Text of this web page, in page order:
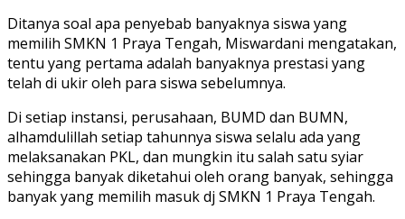
Ditanya soal apa penyebab banyaknya siswa yang
memilih SMKN 1 Praya Tengah, Miswardani mengatakan,
tentu yang pertama adalah banyaknya prestasi yang
telah di ukir oleh para siswa sebelumnya.
Di setiap instansi, perusahaan, BUMD dan BUMN,
alhamdulillah setiap tahunnya siswa selalu ada yang
melaksanakan PKL, dan mungkin itu salah satu syiar
sehingga banyak diketahui oleh orang banyak, sehingga
banyak yang memilih masuk dj SMKN 1 Praya Tengah.